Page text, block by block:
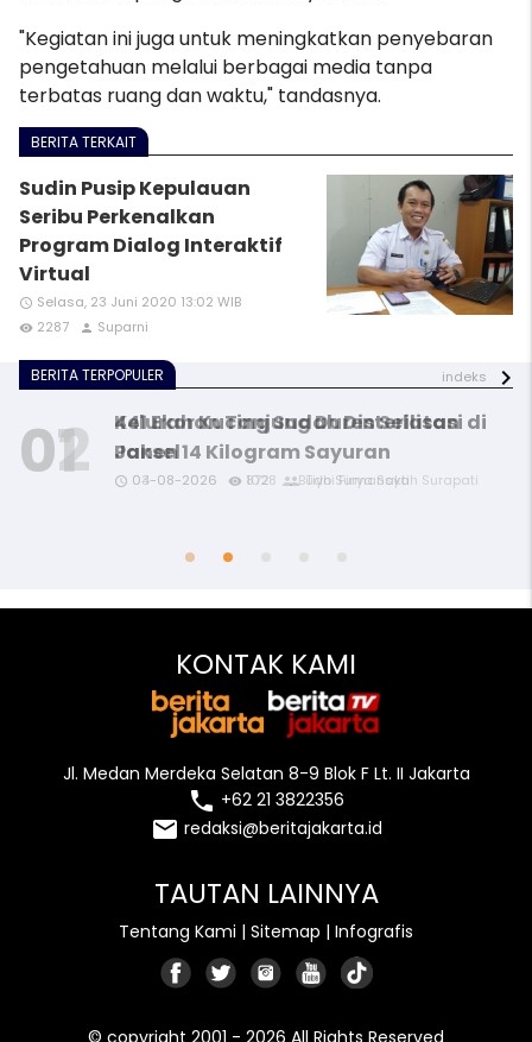
"Kegiatan ini juga untuk meningkatkan penyebaran
pengetahuan melalui berbagai media tanpa
terbatas ruang dan waktu," tandasnya.
BERITA TERKAIT
Sudin Pusip Kepulauan
Seribu Perkenalkan
Program Dialog Interaktif
Virtual
access_time Selasa, 23 Juni 2020 13:02 WIB
remove_red_eye 2287 person Suparni
BERITA TERPOPULER indeks
441 Ekor Kucing Sudah Disterilisasi di
Jaksel
access_time 03-08-2026 remove_red_eye 1028 person Tiyo Surya Sakti
Kelurahan Tanjung Duren Selatan
Panen 14 Kilogram Sayuran
access_time 04-08-2026 remove_red_eye 872 person Budhi Firmansyah Surapati
access_time remove_red_eye person
access_time remove_red_eye person
KONTAK KAMI
Jl. Medan Merdeka Selatan 8-9 Blok F Lt. II Jakarta
local_phone +62 21 3822356
email redaksi@beritajakarta.id
TAUTAN LAINNYA
Tentang Kami | Sitemap | Infografis
© copyright 2001 - 2026 All Rights Reserved